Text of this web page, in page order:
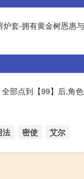
套-拥有黄金树恩惠
部点到【99】后,角
法 密使 艾尔